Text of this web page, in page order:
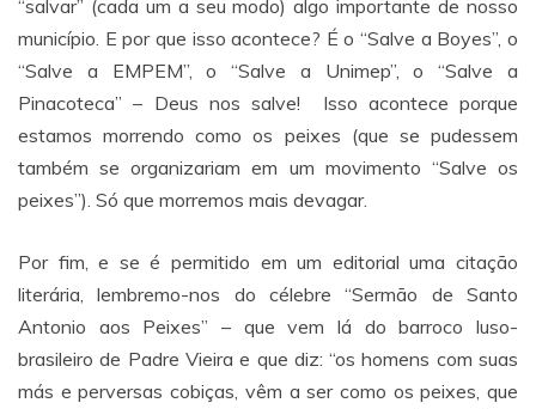
“salvar” (cada um a seu modo) algo importante de nosso
município. E por que isso acontece? É o “Salve a Boyes”, o
“Salve a EMPEM”, o “Salve a Unimep”, o “Salve a
Pinacoteca” – Deus nos salve! Isso acontece porque
estamos morrendo como os peixes (que se pudessem
também se organizariam em um movimento “Salve os
peixes”). Só que morremos mais devagar.
Por fim, e se é permitido em um editorial uma citação
literária, lembremo-nos do célebre “Sermão de Santo
Antonio aos Peixes” – que vem lá do barroco luso-
brasileiro de Padre Vieira e que diz: “os homens com suas
más e perversas cobiças, vêm a ser como os peixes, que